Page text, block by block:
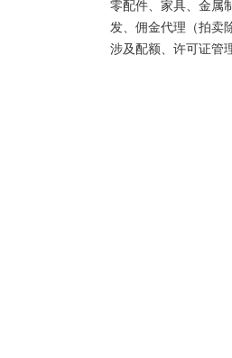
零配件、家具、金属
发、佣金代理（拍卖
涉及配额、许可证管